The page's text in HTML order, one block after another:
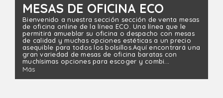
MESAS DE OFICINA ECO
Bienvenido a nuestra sección sección de venta mesas
de oficina online de la línea ECO. Una línea que le
permitirá amueblar su oficina o despacho con mesas
de calidad y muchas opciones estéticas a un precio
asequible para todos los bolsillos.Aquí encontrará una
gran variedad de mesas de oficina baratas con
muchísimas opciones para escoger y combi...
Más